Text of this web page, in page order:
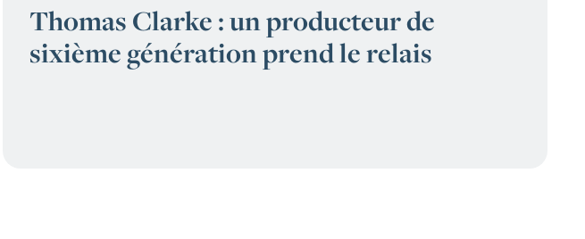
Thomas Clarke : un producteur de
sixième génération prend le relais